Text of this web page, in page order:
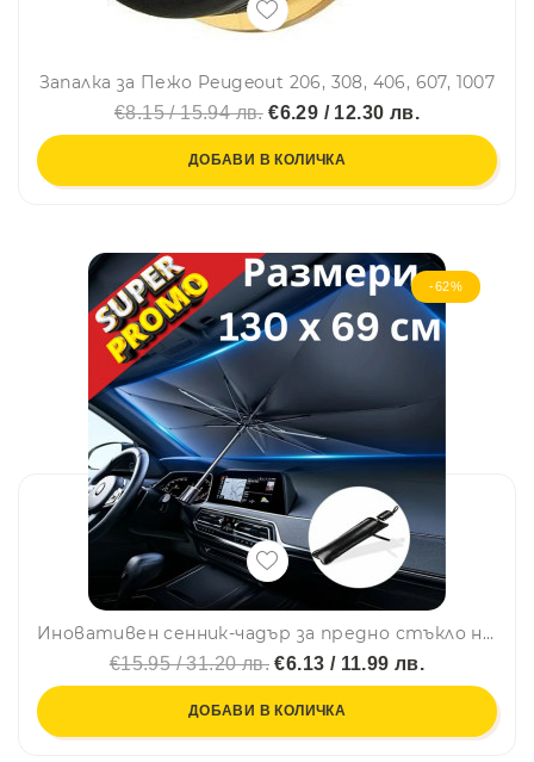
Запалка за Пежо Peugeout 206, 308, 406, 607, 1007
€8.15 / 15.94 лв.€6.29 / 12.30 лв.
ДОБАВИ В КОЛИЧКА
-62%
Иновативен сенник-чадър за предно стъкло на автомобил, охлади колата ВЕДНАГА!!! Размери: 130 х 69 см
€15.95 / 31.20 лв. €6.13 / 11.99 лв.
ДОБАВИ В КОЛИЧКА